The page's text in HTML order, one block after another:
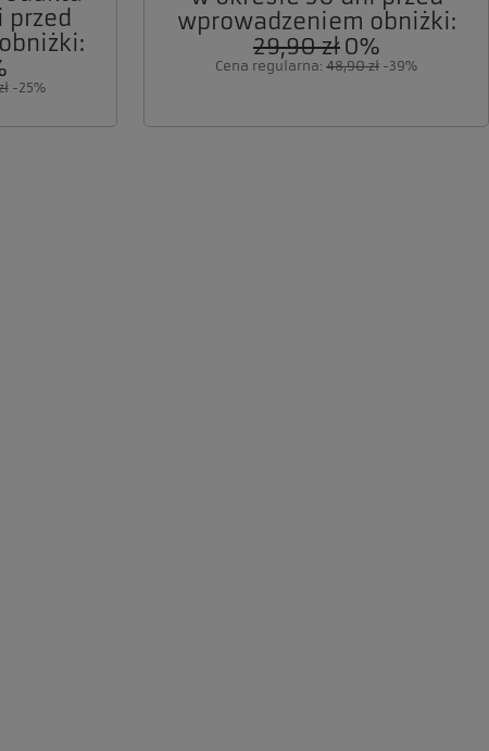
przed
-25%
wprowadzeniem obniżki:
29,90 zł 0%
Cena regularna: 48,90 zł -39%